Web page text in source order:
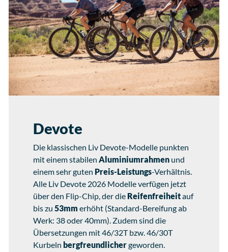
Devote
Die klassischen Liv Devote-Modelle punkten
mit einem stabilen Aluminiumrahmen und
einem sehr guten Preis-Leistungs-Verhältnis.
Alle Liv Devote 2026 Modelle verfügen jetzt
über den Flip-Chip, der die Reifenfreiheitauf
bis zu 53mm erhöht (Standard-Bereifung ab
Werk: 38 oder 40mm). Zudem sind die
Übersetzungen mit 46/32T bzw. 46/30T
Kurbeln bergfreundlichergeworden.